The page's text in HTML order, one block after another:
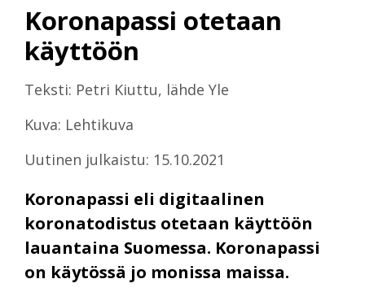
Koronapassi otetaan
käyttöön
Teksti: Petri Kiuttu, lähde Yle
Kuva: Lehtikuva
Uutinen julkaistu: 15.10.2021
Koronapassi eli digitaalinen
koronatodistus otetaan käyttöön
lauantaina Suomessa. Koronapassi
on käytössä jo monissa maissa.